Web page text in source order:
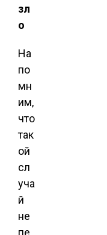
зл
о
На
по
мн
им,
что
так
ой
сл
уча
й
не
пе